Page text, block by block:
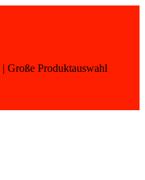
Große Produktauswahl